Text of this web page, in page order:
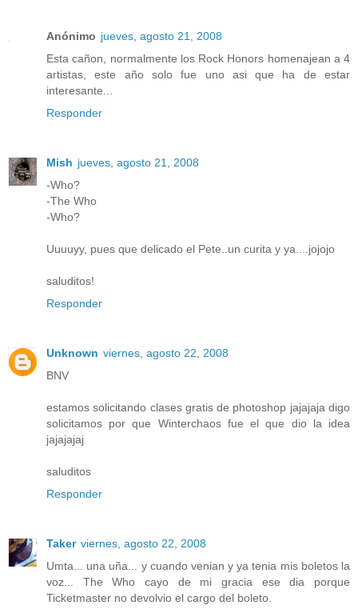
Anónimo jueves, agosto 21, 2008
Esta cañon, normalmente los Rock Honors homenajean a 4
artistas, este año solo fue uno asi que ha de estar
interesante...
Responder
Mish jueves, agosto 21, 2008
-Who?
-The Who
-Who?
Uuuuyy, pues que delicado el Pete..un curita y ya....jojojo
saluditos!
Responder
Unknown viernes, agosto 22, 2008
BNV
estamos solicitando clases gratis de photoshop jajajaja digo
solicitamos por que Winterchaos fue el que dio la idea
jajajajaj
saluditos
Responder
Taker viernes, agosto 22, 2008
Umta... una uña... y cuando venian y ya tenia mis boletos la
voz... The Who cayo de mi gracia ese dia porque
Ticketmaster no devolvio el cargo del boleto.